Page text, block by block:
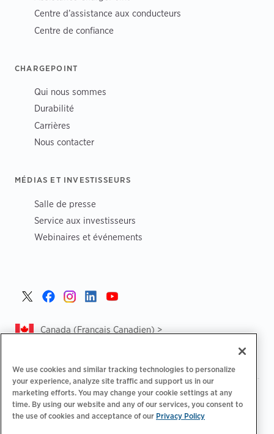
Centre d’assistance aux conducteurs
Centre de confiance
CHARGEPOINT
Qui nous sommes
Durabilité
Carrières
Nous contacter
MÉDIAS ET INVESTISSEURS
Salle de presse
Service aux investisseurs
Webinaires et événements
Canada (Français Canadien) >
Politique de confidentialité‌ | Choix de confidentialité
Informations légales | Déclaration d'accessibilité |
Code de
conduite des fournisseurs
| CA Forced and Child Labour Report
We use cookies and similar tracking technologies to personalize
your experience, analyze site traffic and support us in our
marketing efforts. You may change your cookie settings at any
time. By using our website and any of our services, you consent to
the use of cookies and acceptance of our Privacy Policy